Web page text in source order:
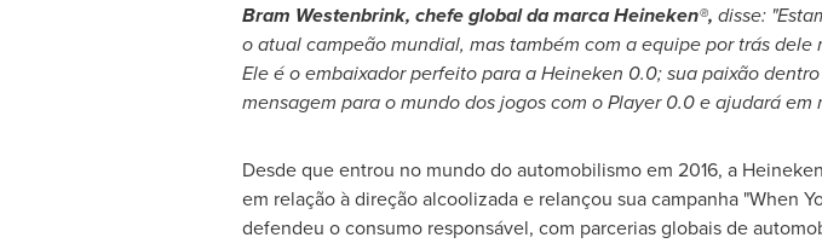
Bram Westenbrink, chefe global da marca Heineken®, disse:
o atual campeão mundial, mas também com a equipe por trás
Ele é o embaixador perfeito para a Heineken 0.0; sua paixão
mensagem para o mundo dos jogos com o Player 0.0 e ajudará
Desde que entrou no mundo do automobilismo em 2016, a
em relação à direção alcoolizada e relançou sua campanha "When
defendeu o consumo responsável, com parcerias globais de